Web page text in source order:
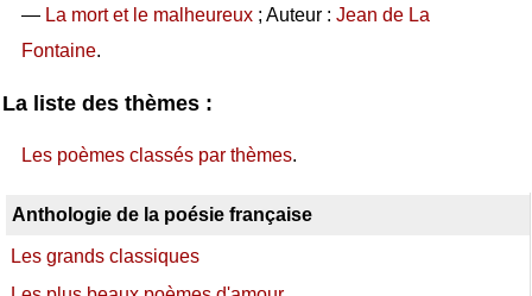
— La mort et le malheureux; Auteur : Jean de La
Fontaine.
La liste des thèmes :
Les poèmes classés par thèmes.
Anthologie de la poésie française
Les grands classiques